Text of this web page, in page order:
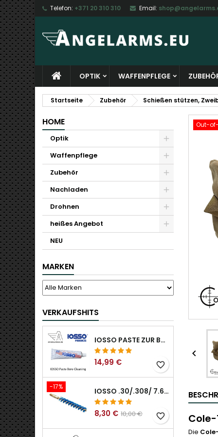
Telefon: +371 20 310 310 Email:
OPTIK WAFFENPFLEGE
Startseite Zubehör Schießen stützen,
HOME
Optik
Waffenpflege
Zubehör
Nachladen
Drohnen
heißes Angebot
NEU
MARKEN
VERKAUFSHITS
IOSSO PASTE ZUR BOHRUNGSREINIGUNG
14,99 € favorite_border
-17% IOSSO .30/.308/ 7.62MM ELIMINATOR BLUE NYFLEX GUN BOR REINIGUNGSBÜRSTEN .30/.308/ 7.62MM
8,30 € 10,00 € favorite_border
Out-

Cole-
Die